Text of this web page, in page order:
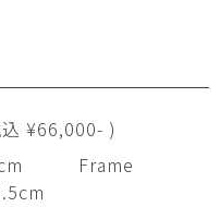
¥66,000- )
Frame